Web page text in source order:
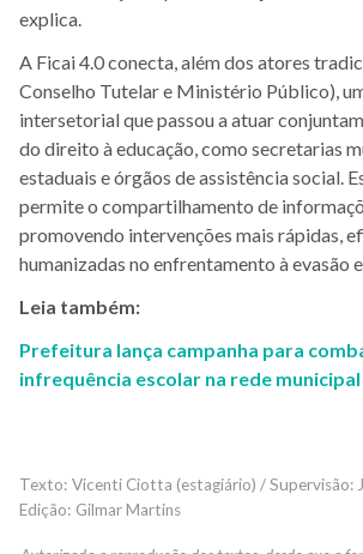
explica.
A Ficai 4.0 conecta, além dos atores
Conselho Tutelar e Ministério Público),
intersetorial que passou a atuar
do direito à educação, como secretarias
estaduais e órgãos de assistência social.
permite o compartilhamento de
promovendo intervenções mais rápidas,
humanizadas no enfrentamento à evasão
Leia também:
Prefeitura lança campanha para
infrequência escolar na rede municipal
Vicenti Ciotta (estagiário) / Supervisão:
Gilmar Martins